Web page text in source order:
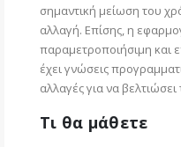
σημαντική μείωση του
αλλαγή. Επίσης, η
παραμετροποιήσιμη και
έχει γνώσεις
αλλαγές για να
Τι θα μάθετε